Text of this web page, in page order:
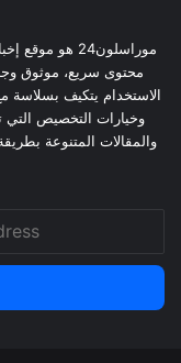
موراسلون24
محتوى سريع، موثوق
الاستخدام يتكيف
وخيارات التخصيص التي
والمقالات المتنوعة